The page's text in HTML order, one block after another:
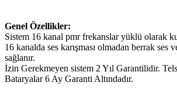
Genel Özellikler:
Sistem 16 kanal pmr frekanslar yüklü olarak
16 kanalda ses karışması olmadan berrak ses
sağlanır.
İzin Gerekmeyen sistem 2 Yıl Garantilidir.
Bataryalar 6 Ay Garanti Altındadır.